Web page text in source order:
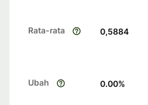
Rata-rata 0,5884
Ubah 0.00%